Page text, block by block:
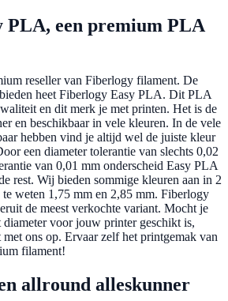
PLA, een premium PLA
reseller van Fiberlogy filament. De
heet Fiberlogy Easy PLA. Dit PLA
en dit merk je met printen. Het is de
en beschikbaar in vele kleuren. In de vele
hebben vind je altijd wel de juiste kleur
een diameter tolerantie van slechts 0,02
van 0,01 mm onderscheid Easy PLA
rest. Wij bieden sommige kleuren aan in 2
te weten 1,75 mm en 2,85 mm. Fiberlogy
de meest verkochte variant. Mocht je
voor jouw printer geschikt is,
met ons op. Ervaar zelf het printgemak van
filament!
allround alleskunner